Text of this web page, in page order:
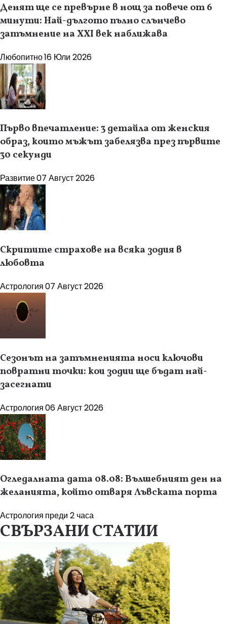
Денят ще се превърне в нощ за повече от 6
минути: Най-дългото пълно слънчево
затъмнение на XXI век наближава
Любопитно16 Юли 2026
Първо впечатление: 3 детайла от женския
образ, които мъжът забелязва през първите
30 секунди
Развитие07 Август 2026
Скритите страхове на всяка зодия в
любовта
Астрология07 Август 2026
Сезонът на затъмненията носи ключови
повратни точки: кои зодии ще бъдат най-
засегнати
Астрология06 Август 2026
Огледалната дата 08.08: Вълшебният ден на
желанията, който отваря Лъвската порта
Астрология преди 2 часа
СВЪРЗАНИ СТАТИИ